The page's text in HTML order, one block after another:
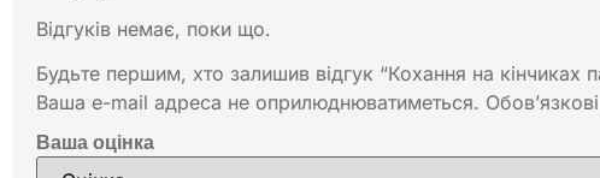
Відгуків немає, поки що.
Будьте першим, хто залишив відгук “Кохання на кінчиках
Ваша e-mail адреса не оприлюднюватиметься.
Ваша оцінка